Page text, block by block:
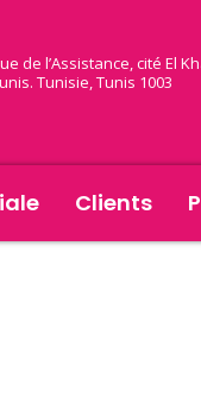
de l’Assistance, cité El
Tunisie, Tunis 1003
Clients